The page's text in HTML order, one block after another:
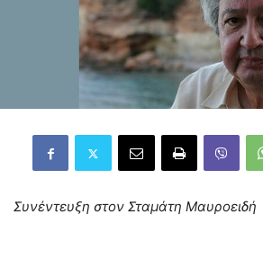
Συνέντευξη στον Σταμάτη Μαυροειδή